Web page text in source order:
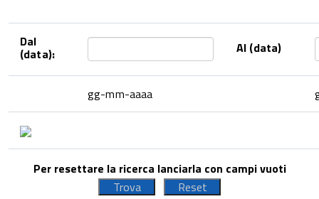
Dal
(data): Al (data)
gg-mm-aaaa
Per resettare la ricerca lanciarla con campi vuoti